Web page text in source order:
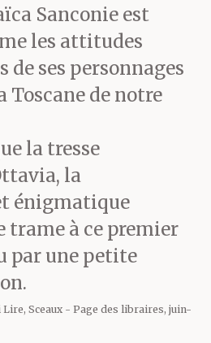
Sanconie est
les attitudes
de ses personnages
Toscane de notre
la tresse
la
énigmatique
trame à ce premier
par une petite
Sceaux
Page des libraires, juin-